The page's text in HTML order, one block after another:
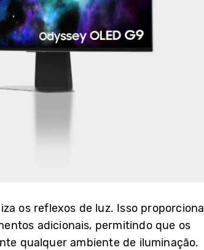
os reflexos de luz. Isso proporciona
adicionais, permitindo que os
qualquer ambiente de iluminação.